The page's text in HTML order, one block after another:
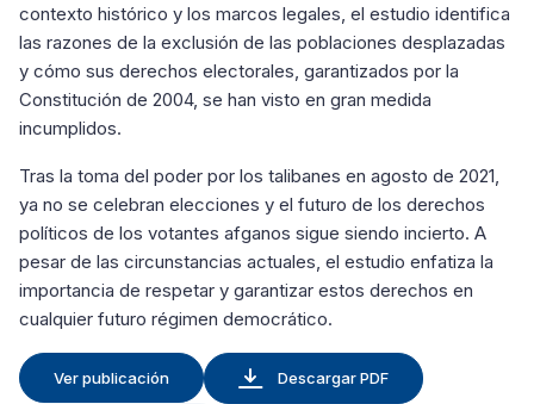
contexto histórico y los marcos legales, el estudio identifica
las razones de la exclusión de las poblaciones desplazadas
y cómo sus derechos electorales, garantizados por la
Constitución de 2004, se han visto en gran medida
incumplidos.
Tras la toma del poder por los talibanes en agosto de 2021,
ya no se celebran elecciones y el futuro de los derechos
políticos de los votantes afganos sigue siendo incierto. A
pesar de las circunstancias actuales, el estudio enfatiza la
importancia de respetar y garantizar estos derechos en
cualquier futuro régimen democrático.
Ver publicación Descargar PDF